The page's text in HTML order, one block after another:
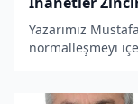
Yazarımız
normalleşmeyi